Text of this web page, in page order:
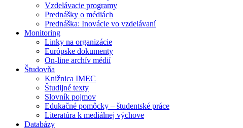
Vzdelávacie programy
Prednášky o médiách
Prednáška: Inovácie vo vzdelávaní
Monitoring
Linky na organizácie
Európske dokumenty
On-line archív médií
Študovňa
Knižnica IMEC
Študijné texty
Slovník pojmov
Edukačné pomôcky – študentské práce
Literatúra k mediálnej výchove
Databázy